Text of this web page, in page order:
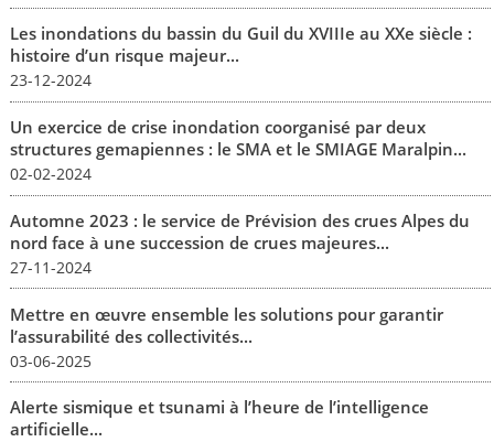
Les inondations du bassin du Guil du XVIIIe au XXe siècle :
histoire d’un risque majeur...
23-12-2024
Un exercice de crise inondation coorganisé par deux
structures gemapiennes : le SMA et le SMIAGE Maralpin...
02-02-2024
Automne 2023 : le service de Prévision des crues Alpes du
nord face à une succession de crues majeures...
27-11-2024
Mettre en œuvre ensemble les solutions pour garantir
l’assurabilité des collectivités...
03-06-2025
Alerte sismique et tsunami à l’heure de l’intelligence
artificielle...